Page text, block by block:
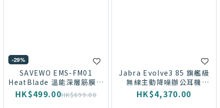
-29%
SAVEWO EMS-FM01
HeatBlade 溫能深層筋膜刀
(附送精油乙枝)
HK$499.00HK$699.00
Jabra Evolve3 85 旗艦級
無線主動降噪辦公耳機
（USB-A / MS）
HK$4,370.00